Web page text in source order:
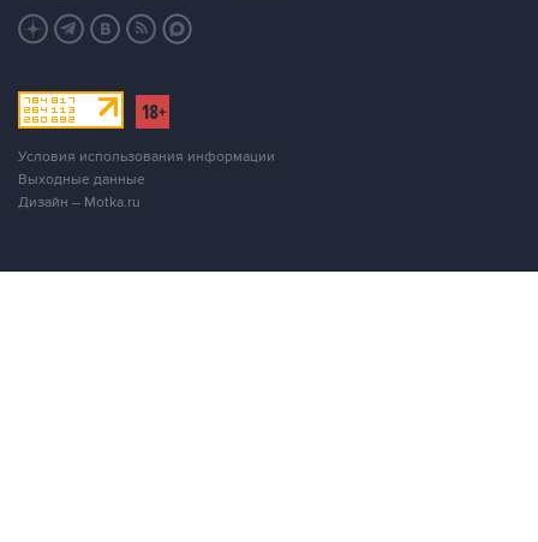
Условия использования информации
Выходные данные
Дизайн – Motka.ru